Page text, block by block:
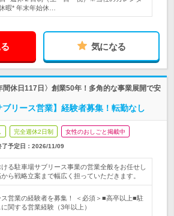
暇* 年末年始休…
気になる
間休日117日〉創業50年！多角的な事業展開で安
ブリース営業】経験者募集！転勤なし
完全週休2日制 女性のおしごと掲載中
了予定日： 2026/11/09
る駐車場サブリース事業の営業全般をお任せし
ら戦略立案まで幅広く担っていただきます。
営業の経験者を募集！ ＜必須＞■高卒以上■駐
関する営業経験（3年以上）